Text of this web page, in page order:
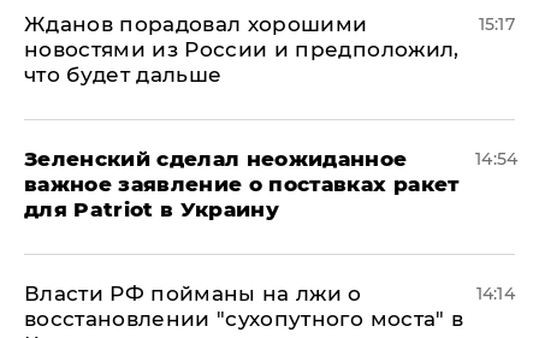
Жданов порадовал хорошими
новостями из России и предположил,
что будет дальше
15:17
Зеленский сделал неожиданное
важное заявление о поставках ракет
для Patriot в Украину
14:54
Власти РФ пойманы на лжи о
восстановлении "сухопутного моста" в
14:14